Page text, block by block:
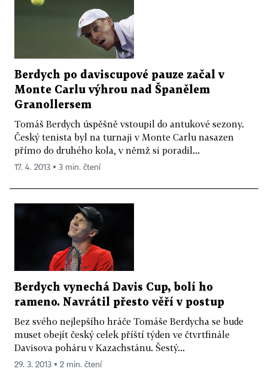
Berdych po daviscupové pauze začal v
Monte Carlu výhrou nad Španělem
Granollersem
Tomáš Berdych úspěšně vstoupil do antukové sezony.
Český tenista byl na turnaji v Monte Carlu nasazen
přímo do druhého kola, v němž si poradil...
17. 4. 2013 ▪ 3 min. čtení
Berdych vynechá Davis Cup, bolí ho
rameno. Navrátil přesto věří v postup
Bez svého nejlepšího hráče Tomáše Berdycha se bude
muset obejít český celek příští týden ve čtvrtfinále
Davisova poháru v Kazachstánu. Šestý...
29. 3. 2013 ▪ 2 min. čtení